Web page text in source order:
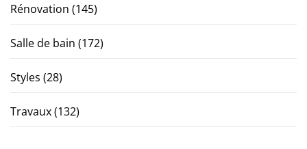
Rénovation (145)
Salle de bain (172)
Styles (28)
Travaux(132)